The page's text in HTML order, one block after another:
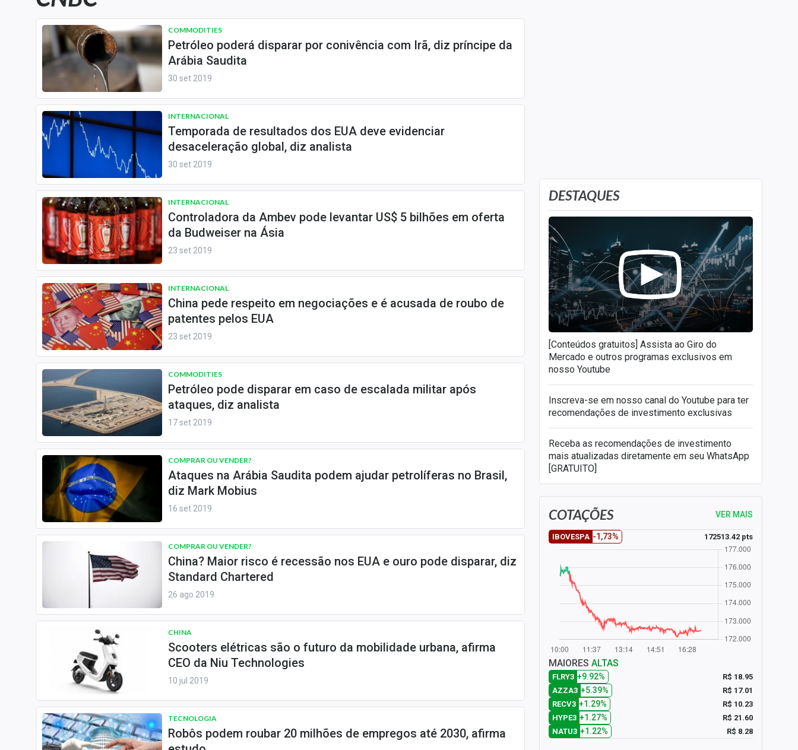
Central de Dividendos
Central de Fundos
Imobiliários
Renda Fixa
Finanças Pessoais
Mercados
Empresas
Colunas
Especiais
Internacional
Marketing
Tecnologia
Conteúdo de Marca
Sobre
COMMODITIES
Petróleo poderá disparar por conivência com Irã, diz príncipe da
Arábia Saudita
30 set 2019
INTERNACIONAL
Temporada de resultados dos EUA deve evidenciar
desaceleração global, diz analista
30 set 2019
INTERNACIONAL
Controladora da Ambev pode levantar US$ 5 bilhões em oferta
da Budweiser na Ásia
23 set 2019
INTERNACIONAL
China pede respeito em negociações e é acusada de roubo de
patentes pelos EUA
23 set 2019
COMMODITIES
Petróleo pode disparar em caso de escalada militar após
ataques, diz analista
17 set 2019
COMPRAR OU VENDER?
Ataques na Arábia Saudita podem ajudar petrolíferas no Brasil,
diz Mark Mobius
16 set 2019
COMPRAR OU VENDER?
China? Maior risco é recessão nos EUA e ouro pode disparar, diz
Standard Chartered
26 ago 2019
CHINA
Scooters elétricas são o futuro da mobilidade urbana, afirma
CEO da Niu Technologies
10 jul 2019
TECNOLOGIA
Robôs podem roubar 20 milhões de empregos até 2030, afirma
DESTAQUES
[Conteúdos gratuitos] Assista ao Giro do
Mercado e outros programas exclusivos em
nosso Youtube
Inscreva-se em nosso canal do Youtube para ter
recomendações de investimento exclusivas
Receba as recomendações de investimento
mais atualizadas diretamente em seu WhatsApp
[GRATUITO]
COTAÇÕES VER MAIS
IBOVESPA -1,73% 172513.42 pts
MAIORES ALTAS
FLRY3 +9.92%
R$ 18.95
AZZA3 +5.39%
R$ 17.01
RECV3 +1.29%
R$ 10.23
HYPE3 +1.27%
R$ 21.60
NATU3 +1.22% R$ 8.28